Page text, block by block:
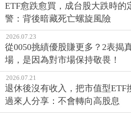
ETF愈跌愈買，成台股大跌時的
警：背後暗藏死亡螺旋風險
2026.07.23
從0050挑績優股賺更多？2表揭
場，是因為對市場保持敬畏！
2026.07.21
退休後沒有收入，把市值型ETF
過來人分享：不會轉向高股息